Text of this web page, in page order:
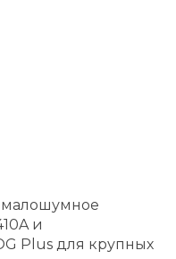
и
Plus для крупных